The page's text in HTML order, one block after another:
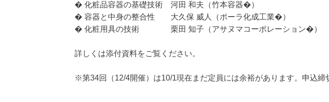
� 化粧品容器の基礎技術 河田 和夫（竹本容器�）
� 容器と中身の整合性 大久保 威人（ポーラ化成工業�）
� 化粧用具の技術 栗田 知子（アサヌマコーポレーション�）
詳しくは添付資料をご覧ください。
※第34回（12/4開催）は10/1現在まだ定員には余裕があります。申込締